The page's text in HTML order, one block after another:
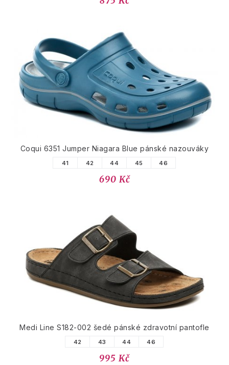
Coqui 6351 Jumper Niagara Blue pánské nazouváky
41 42 44 45 46
690 Kč
Medi Line S182-002 šedé pánské zdravotní pantofle
42 43 44 46
995 Kč